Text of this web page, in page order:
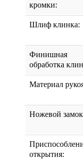
кромки:
Шлиф клинка:
Финишная
обработка
Материал
Ножевой
открытия: